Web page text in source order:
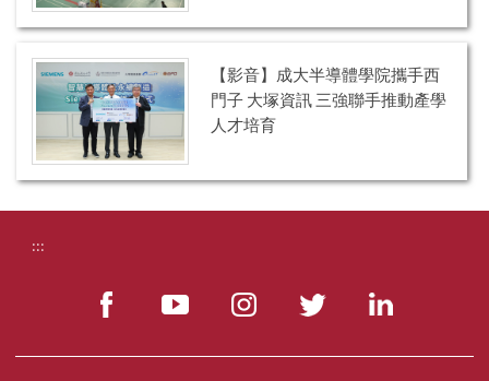
【影音】成大半導體學院攜手西
門子 大塚資訊 三強聯手推動產學
人才培育
:::